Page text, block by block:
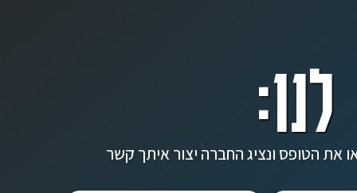
את הטופס ונציג החברה יצור איתך קשר